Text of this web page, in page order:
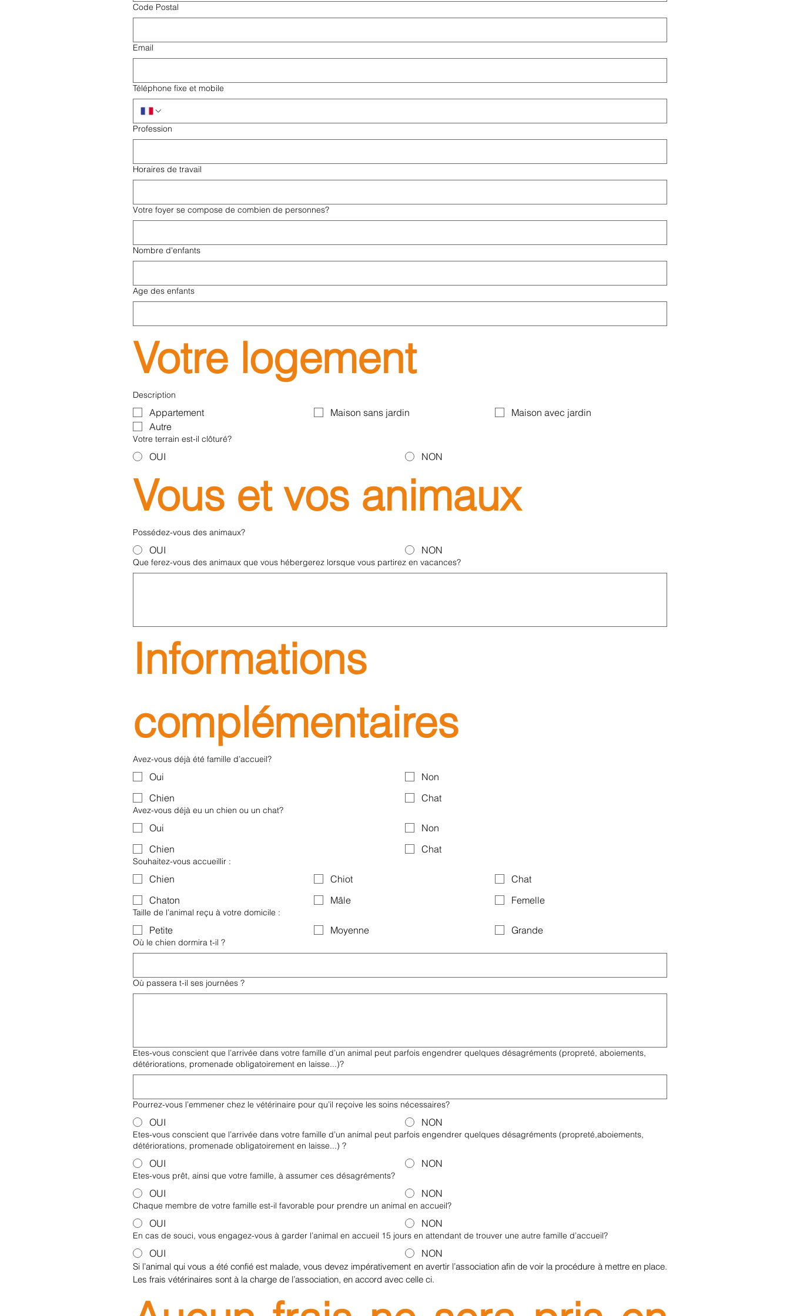
Code Postal
Email
Téléphone fixe et mobile
Profession
Horaires de travail
Votre foyer se compose de combien de personnes?
Nombre d'enfants
Age des enfants
Votre logement
Description
Appartement Maison sans jardin
Maison avec jardin
Autre
Votre terrain est-il clôturé?
OUI NON
Vous et vos animaux
Possédez-vous des animaux?
OUI NON
Que ferez-vous des animaux que vous hébergerez lorsque vous partirez en vacances?
Informations
complémentaires
Avez-vous déjà été famille d’accueil?
Oui
Non
Chien
Chat
Avez-vous déjà eu un chien ou un chat?
Oui
Non
Chien
Chat
Souhaitez-vous accueillir :
Chien Chiot
Chat
Chaton
Mâle Femelle
Taille de l’animal reçu à votre domicile :
Petite Moyenne Grande
Où le chien dormira t-il ?
Où passera t-il ses journées ?
Etes-vous conscient que l’arrivée dans votre famille d’un animal peut parfois engendrer quelques désagréments (propreté, aboiements,
détériorations, promenade obligatoirement en laisse...)?
Pourrez-vous l’emmener chez le vétérinaire pour qu’il reçoive les soins nécessaires?
OUI NON
Etes-vous conscient que l’arrivée dans votre famille d’un animal peut parfois engendrer quelques désagréments (propreté,aboiements,
détériorations, promenade obligatoirement en laisse...) ?
OUI NON
Etes-vous prêt, ainsi que votre famille, à assumer ces désagréments?
OUI NON
Chaque membre de votre famille est-il favorable pour prendre un animal en accueil?
OUI NON
En cas de souci, vous engagez-vous à garder l’animal en accueil 15 jours en attendant de trouver une autre famille d’accueil?
OUI NON
Si l’animal qui vous a été confié est malade, vous devez impérativement en avertir l’association afin de voir la procédure à mettre en place.
Les frais vétérinaires sont à la charge de l’association, en accord avec celle ci.